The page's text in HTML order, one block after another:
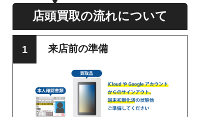
店頭買取の流れについて
来店前の準備